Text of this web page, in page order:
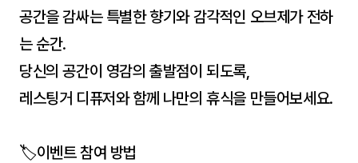
공간을 감싸는 특별한 향기와 감각적인 오브제가 전하
는 순간.
당신의 공간이 영감의 출발점이 되도록,
레스팅거 디퓨저와 함께 나만의 휴식을 만들어보세요.
🏷️이벤트 참여 방법